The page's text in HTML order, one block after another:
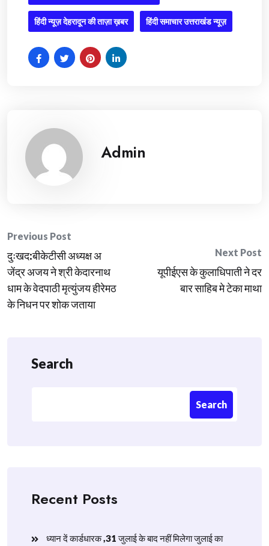
हिंदी न्यूज़ देहरादून की ताज़ा ख़बर हिंदी समाचार उत्तराखंड न्यूज़
Admin
Post
navigation
Previous Post
दुःखद:बीकेटीसी अध्यक्ष अ
जेंद्र अजय ने श्री केदारनाथ
धाम के वेदपाठी मृत्युंजय हीरेमठ
के निधन पर शोक जताया
Next Post
यूपीईएस के कुलाधिपाती ने दर
बार साहिब मे टेका माथा
Search
Search
Recent Posts
ध्यान दें कार्डधारक ,31 जुलाई के बाद नहीं मिलेगा जुलाई का